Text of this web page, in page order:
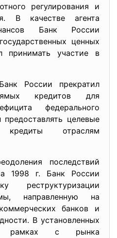
регулирования и
В качестве агента
Банк России
ценных
участие в
прекратил
кредитов для
федерального
целевые
кредиты отраслям
последствий
1998 г. Банк России
реструктуризации
направленную на
банков и
В установленных
рамках с рынка